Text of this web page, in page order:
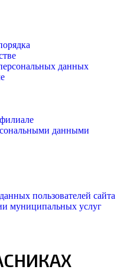
данных
данными
пользователей сайта
муниципальных услуг